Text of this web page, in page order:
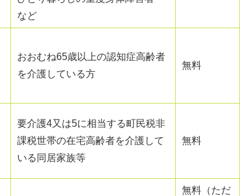
など
おおむね65歳以上の認知症高齢者
を介護している方
無料
要介護4又は5に相当する町民税非
課税世帯の在宅高齢者を介護して
いる同居家族等
無料
無料（ただ